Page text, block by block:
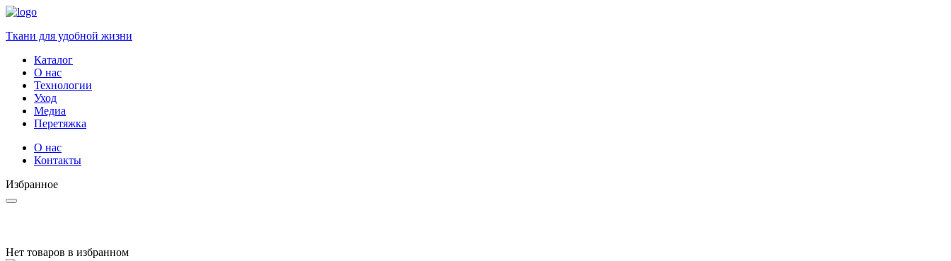
Ткани для удобной жизни
Каталог
О нас
Технологии
Уход
Медиа
Перетяжка
О нас
Контакты
Избранное
Нет товаров в избранном